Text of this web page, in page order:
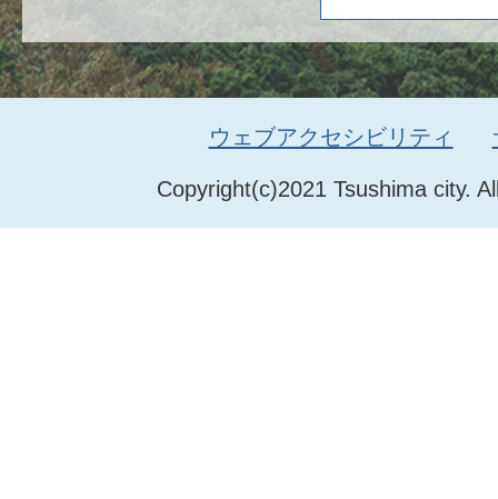
Copyright(c)2021 Tsushima city.
ウェブアクセシビリティ